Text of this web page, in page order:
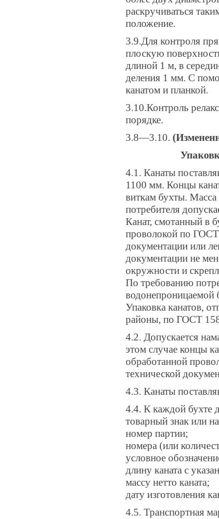
раскручиваться
положение.
3.9.Для контроля
плоскую
длиной 1 м, в
деления 1 мм. С
канатом и планкой.
3.10.Контроль
порядке.
3.8—3.10.
4.1. Канаты
1100 мм. Концы
виткам бухты.
потребителя
Канат, смотанный в
проволокой по ГОСТ
документации или
документации не
окружности и
По требованию
водонепроницаемой
Упаковка канатов,
районы, по ГОСТ
4.2. Допускается
этом случае концы
обработанной
технической
4.3. Канаты
4.4. К каждой бухте
товарный знак или
номер партии;
номера (или
условное
длину каната с
массу нетто каната;
дату изготовления
4.5. Транспортная